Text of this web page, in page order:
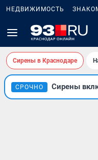
НЕДВИЖИМОСТЬ
Сирены в Краснодаре
СРОЧНО Сирены